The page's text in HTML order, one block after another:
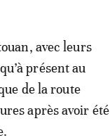
avec leurs
présent au
de la route
après avoir été